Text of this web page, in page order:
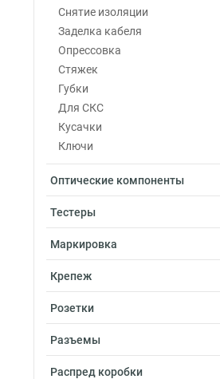
Снятие изоляции
Заделка кабеля
Опрессовка
Стяжек
Губки
Для СКС
Кусачки
Ключи
Оптические компоненты
Тестеры
Маркировка
Крепеж
Розетки
Разъемы
Распред коробки